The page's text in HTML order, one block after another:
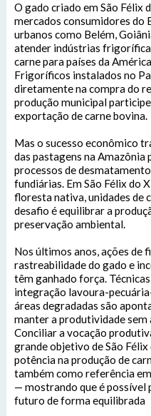
O gado criado em São Félix
mercados consumidores do
urbanos como Belém,
atender indústrias
carne para países da
Frigoríficos instalados no
diretamente na compra do
produção municipal
exportação de carne bovina.
Mas o sucesso econômico
das pastagens na Amazônia
processos de
fundiárias. Em São Félix do
floresta nativa, unidades de
desafio é equilibrar a
preservação ambiental.
Nos últimos anos, ações de
rastreabilidade do gado e
têm ganhado força.
integração lavoura-
áreas degradadas são
manter a produtividade
Conciliar a vocação
grande objetivo de São
potência na produção de
também como referência
— mostrando que é possível
futuro de forma equilibrada
Acessibilidade
Tamanho da fonte:
Letra A > Fonte tamanho
Letra A+ > Aumenta o
Usuário
Digite apenas o
Usuário
Endereço
Endereço e Contatos do
Prefeitura Municipal de
Avenida 22 de Março, Nº
CEP: 68.380-00.
Contatos
Fale